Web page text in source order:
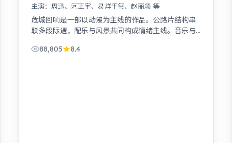
主演： 周迅、河正宇、易烊千玺、赵丽颖 等
危城回响是一部以动漫为主线的作品。公路片结构串
联多段际遇，配乐与风景共同构成情绪主线。音乐与
88,805
8.4